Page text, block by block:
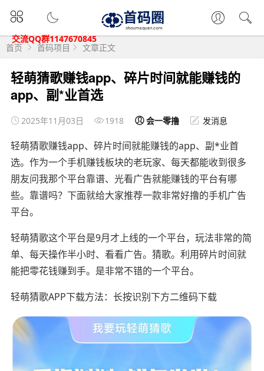
交流QQ群1147670845
首页 首码项目 文章正文
轻萌猜歌赚钱app、碎片时间就能赚钱的
app、副*业首选
2025年11月03日 1918 会一零撸 发消息
轻萌猜歌赚钱app、碎片时间就能赚钱的app、副*业首
选。作为一个手机赚钱板块的老玩家、每天都能收到很多
朋友问我那个平台靠谱、光看广告就能赚钱的平台有哪
些。靠谱吗？下面就给大家推荐一款非常好撸的手机广告
平台。
轻萌猜歌这个平台是9月才上线的一个平台，玩法非常的简
单、每天操作半小时、看看广告。猜歌。利用碎片时间就
能把零花钱赚到手。是非常不错的一个平台。
轻萌猜歌APP下载方法：长按识别下方二维码下载